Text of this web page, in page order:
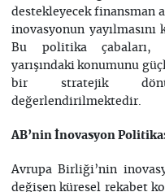
destekleyecek finansman
inovasyonun
Bu politika çabaları,
yarışındaki konumunu
bir stratejik
değerlendirilmektedir.
AB’nin İnovasyon
Avrupa Birliği’nin
değişen küresel rekabet